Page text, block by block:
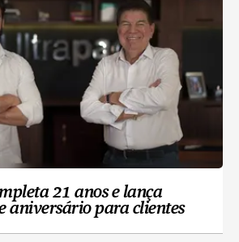
21 anos e lança
aniversário para clientes